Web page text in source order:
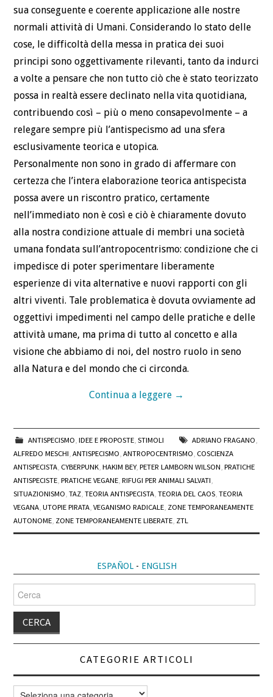
sua conseguente e coerente applicazione alle nostre
normali attività di Umani. Considerando lo stato delle
cose, le difficoltà della messa in pratica dei suoi
principi sono oggettivamente rilevanti, tanto da indurci
a volte a pensare che non tutto ciò che è stato teorizzato
possa in realtà essere declinato nella vita quotidiana,
contribuendo così – più o meno consapevolmente – a
relegare sempre più l’antispecismo ad una sfera
esclusivamente teorica e utopica.
Personalmente non sono in grado di affermare con
certezza che l’intera elaborazione teorica antispecista
possa avere un riscontro pratico, certamente
nell’immediato non è così e ciò è chiaramente dovuto
alla nostra condizione attuale di membri una società
umana fondata sull’antropocentrismo: condizione che ci
impedisce di poter sperimentare liberamente
esperienze di vita alternative e nuovi rapporti con gli
altri viventi. Tale problematica è dovuta ovviamente ad
oggettivi impedimenti nel campo delle pratiche e delle
attività umane, ma prima di tutto al concetto e alla
visione che abbiamo di noi, del nostro ruolo in seno
alla Natura e del mondo che ci circonda.
Continua a leggere →
ANTISPECISMO, IDEE E PROPOSTE, STIMOLI ADRIANO FRAGANO,
ALFREDO MESCHI,ANTISPECISMO,ANTROPOCENTRISMO, COSCIENZA
ANTISPECISTA, CYBERPUNK,HAKIM BEY,PETER LAMBORN WILSON,PRATICHE
ANTISPECISTE,PRATICHE VEGANE,RIFUGI PER ANIMALI SALVATI,
SITUAZIONISMO,TAZ,TEORIA ANTISPECISTA,TEORIA DEL CAOS,TEORIA
VEGANA,UTOPIE PIRATA,VEGANISMO RADICALE, ZONE TEMPORANEAMENTE
AUTONOME, ZONE TEMPORANEAMENTE LIBERATE, ZTL
ESPAÑOL- ENGLISH
per:
CATEGORIE ARTICOLI
Categorie